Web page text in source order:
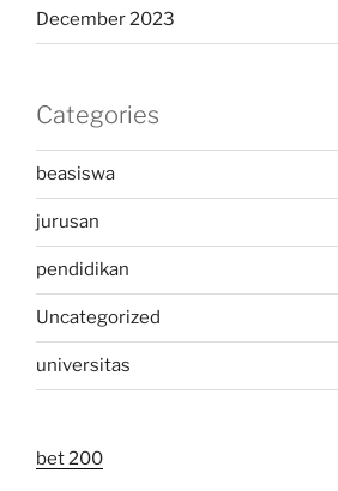
December 2023
Categories
beasiswa
jurusan
pendidikan
Uncategorized
universitas
bet 200